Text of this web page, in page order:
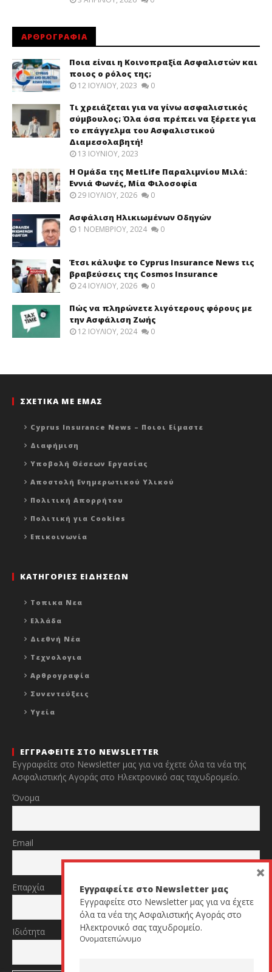
ΑΡΘΡΟΓΡΑΦΙΑ
Ποια είναι η Κοινοπραξία Ασφαλιστών και
ποιος ο ρόλος της;
12 ΙΟΥΛΊΟΥ, 2023 0
Τι χρειάζεται για να γίνω ασφαλιστικός
σύμβουλος; Όλα όσα πρέπει να ξέρετε για
το επάγγελμα του Ασφαλιστικού
Διαμεσολαβητή!
13 ΙΟΥΝΊΟΥ, 2023
Η Ομάδα της MetLife Παραλιμνίου Μιλά:
Εννιά Φωνές, Μία Φιλοσοφία
29 ΙΟΥΛΊΟΥ, 2026 0
Ασφάλιση Ηλικιωμένων Οδηγών
1 ΝΟΕΜΒΡΊΟΥ, 2024 0
Έτσι κάλυψε το Cyprus Insurance News τις
βραβεύσεις της Cosmos Insurance
24 ΙΟΥΛΊΟΥ, 2026 0
Πώς να πληρώνετε λιγότερους φόρους με
την Ασφάλιση Ζωής
12 ΙΟΥΛΊΟΥ, 2024 0
ΣΧΕΤΙΚΑ ΜΕ ΕΜΑΣ
Cyprus Insurance News – Ποιοι Είμαστε
Διαφήμιση
Υποβολή Θέσεων Εργασίας
Αποστολή Ενημερωτικού Υλικού
Πολιτική Απορρήτου
Πολιτική για Cookies
Επικοινωνία
ΚΑΤΗΓΟΡΙΕΣ ΕΙΔΗΣΕΩΝ
Τοπικα Νεα
Ελλάδα
Διεθνή Νέα
Τεχνολογια
Αρθρογραφία
Συνεντεύξεις
Υγεία
ΕΓΓΡΑΦΕΙΤΕ ΣΤΟ NEWSLETTER
Εγγραφείτε στο Newsletter μας για να έχετε όλα τα νέα της
Ασφαλιστικής Αγοράς στο Ηλεκτρονικό σας ταχυδρομείο.
Όνομα
Email
Επαρχία
Ιδιότητα
Εγγραφείτε στο Newsletter μας
Εγγραφείτε στο Newsletter μας για να έχετε
όλα τα νέα της Ασφαλιστικής Αγοράς στο
Ηλεκτρονικό σας ταχυδρομείο.
Ονοματεπώνυμο
×